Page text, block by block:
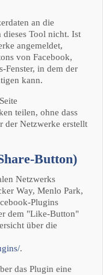
an die
Tool nicht. Ist
angemeldet,
von Facebook,
Fenster, in dem der
kann.
teilen, ohne dass
der Netzwerke erstellt
Button)
Netzwerks
Way, Menlo Park,
Plugins
dem "Like-Button"
über die
.
das Plugin eine